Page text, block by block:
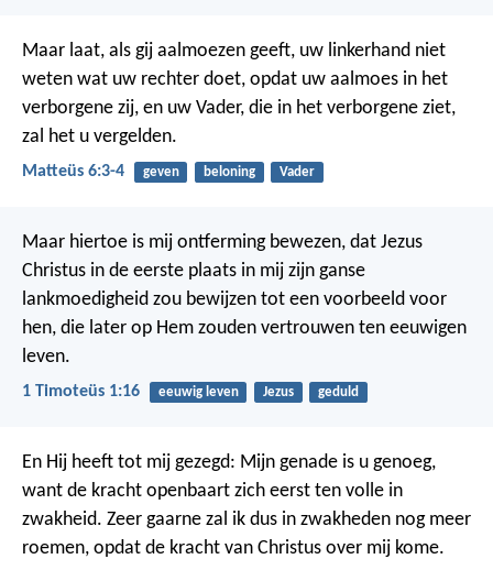
Maar laat, als gij aalmoezen geeft, uw linkerhand niet
weten wat uw rechter doet, opdat uw aalmoes in het
verborgene zij, en uw Vader, die in het verborgene ziet,
zal het u vergelden.
Matteüs 6:3-4 geven beloning Vader
Maar hiertoe is mij ontferming bewezen, dat Jezus
Christus in de eerste plaats in mij zijn ganse
lankmoedigheid zou bewijzen tot een voorbeeld voor
hen, die later op Hem zouden vertrouwen ten eeuwigen
leven.
1 Timoteüs 1:16 eeuwig leven Jezus geduld
En Hij heeft tot mij gezegd: Mijn genade is u genoeg,
want de kracht openbaart zich eerst ten volle in
zwakheid. Zeer gaarne zal ik dus in zwakheden nog meer
roemen, opdat de kracht van Christus over mij kome.